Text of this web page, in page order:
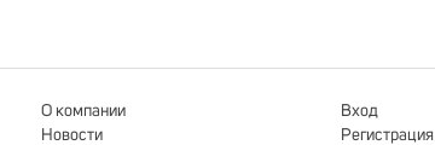
О компании
Новости
Вход
Регистрация